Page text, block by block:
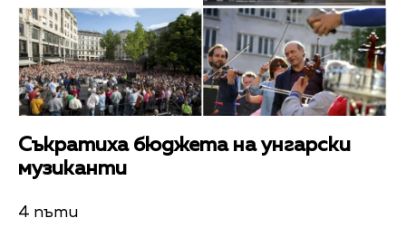
Съкратиха бюджета на унгарски
музиканти
4 пъти